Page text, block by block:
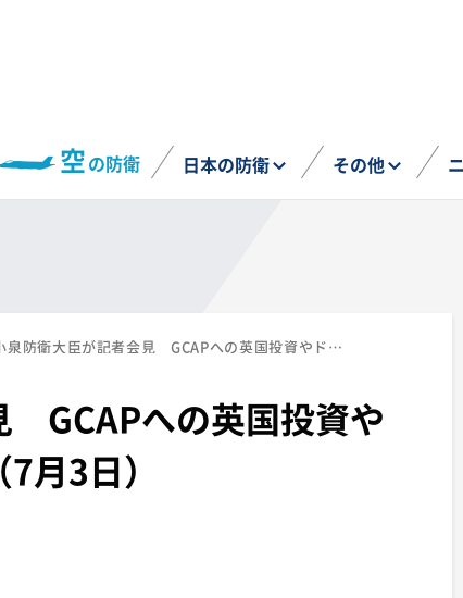
空の防衛 日本の防衛 その他
小泉防衛大臣が記者会見 GCAPへの英国投資やドローン早期導入など（7月3日）
GCAPへの英国投資や
月3日）